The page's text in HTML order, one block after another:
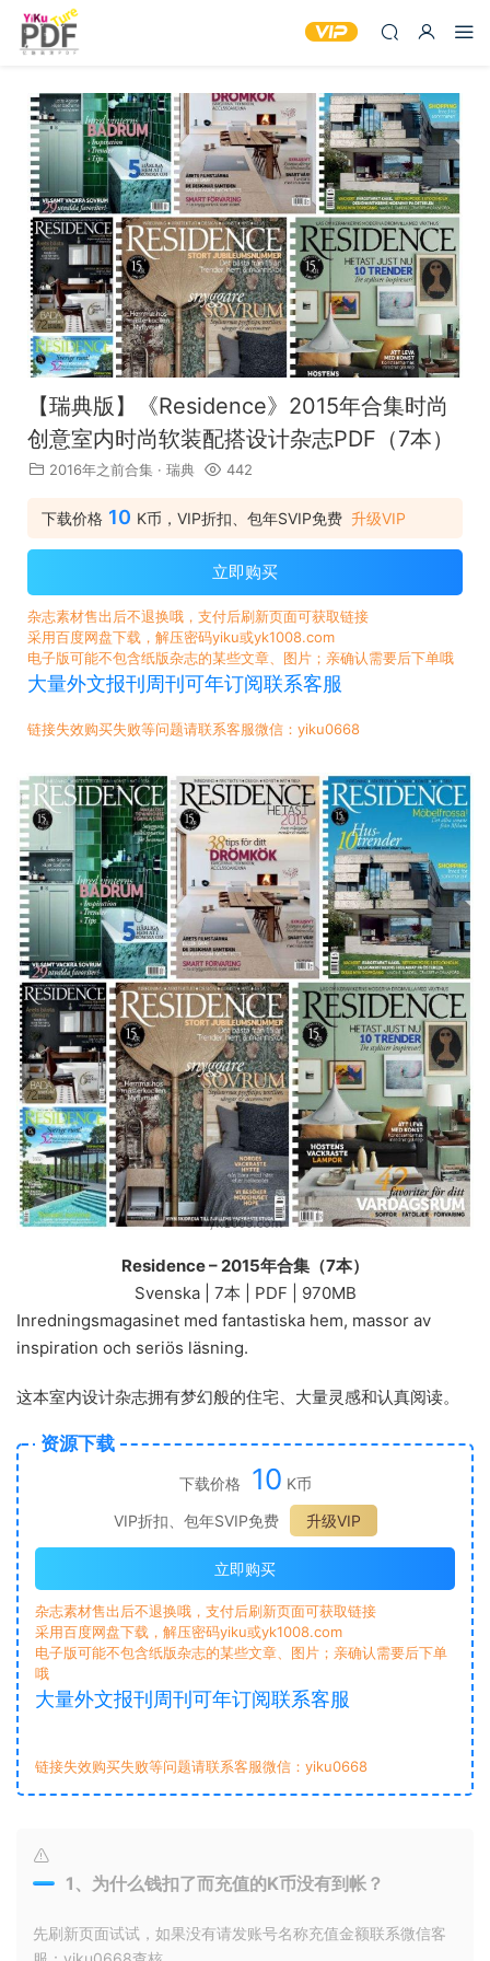
【瑞典版】《Residence》2015年合集时尚
创意室内时尚软装配搭设计杂志PDF（7本）
2016年之前合集 · 瑞典 442
下载价格 10 K币，VIP折扣、包年SVIP免费 升级VIP
立即购买
杂志素材售出后不退换哦，支付后刷新页面可获取链接
采用百度网盘下载，解压密码yiku或yk1008.com
电子版可能不包含纸版杂志的某些文章、图片；亲确认需要后下单哦
大量外文报刊周刊可年订阅联系客服
链接失效购买失败等问题请联系客服微信：yiku0668
Residence – 2015年合集（7本）
Svenska | 7本 | PDF | 970MB
Inredningsmagasinet med fantastiska hem, massor av
inspiration och seriös läsning.
这本室内设计杂志拥有梦幻般的住宅、大量灵感和认真阅读。
资源下载
下载价格 10 K币
VIP折扣、包年SVIP免费
升级VIP
立即购买
杂志素材售出后不退换哦，支付后刷新页面可获取链接
采用百度网盘下载，解压密码yiku或yk1008.com
电子版可能不包含纸版杂志的某些文章、图片；亲确认需要后下单
哦
大量外文报刊周刊可年订阅联系客服
链接失效购买失败等问题请联系客服微信：yiku0668
1、为什么钱扣了而充值的K币没有到帐？
先刷新页面试试，如果没有请发账号名称充值金额联系微信客